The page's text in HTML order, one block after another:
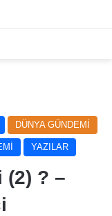
DÜNYA GÜNDEMİ
YAZILAR
? –